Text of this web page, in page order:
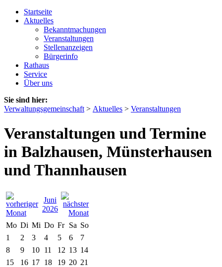
Startseite
Aktuelles
Bekanntmachungen
Veranstaltungen
Stellenanzeigen
Bürgerinfo
Rathaus
Service
Über uns
Sie sind hier:
Verwaltungsgemeinschaft > Aktuelles > Veranstaltungen
Veranstaltungen und Termine
in Balzhausen, Münsterhausen
und Thannhausen
Juni
2026
Mo Di Mi Do Fr Sa So
1
2 3 4 5 6
7
8
9 10 11 12 13 14
15
16 17 18 19 20 21